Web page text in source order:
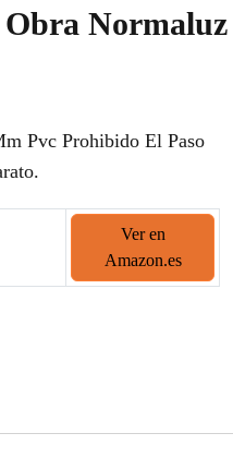
Normaluz
Pvc Prohibido El Paso
Ver en
Amazon.es